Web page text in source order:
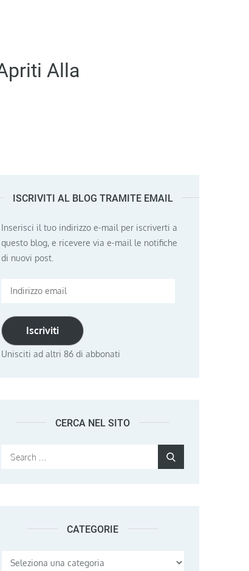
Alla
ISCRIVITI AL BLOG TRAMITE EMAIL
Inserisci il tuo indirizzo e-mail per iscriverti a
questo blog, e ricevere via e-mail le notifiche
di nuovi post.
Indirizzo
Iscriviti
Unisciti ad altri 86 di abbonati
CERCA NEL SITO
Search
CATEGORIE
Categorie